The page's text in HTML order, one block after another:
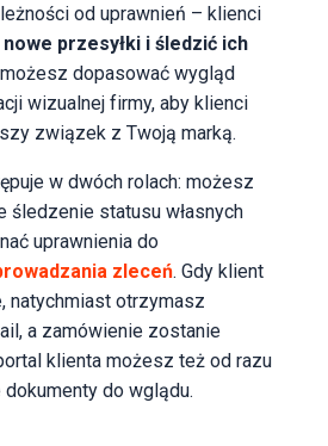
od uprawnień – klienci
przesyłki i śledzić ich
dopasować wygląd
wizualnej firmy, aby klienci
związek z Twoją marką.
w dwóch rolach: możesz
śledzenie statusu własnych
uprawnienia do
zleceń. Gdy klient
natychmiast otrzymasz
a zamówienie zostanie
klienta możesz też od razu
do wglądu.